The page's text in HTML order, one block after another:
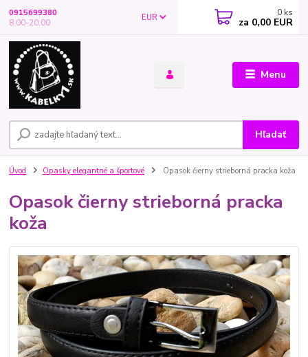
Menu
EUR
Hľadať
0915699380
8.00-20.00
0 ks
za 0,00 EUR
Úvod Opasky elegantné a športové Opasok čierny strieborná pracka koža
Opasok čierny strieborná pracka
koža